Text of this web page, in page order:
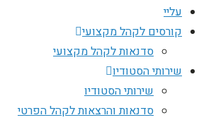
עליי
קורסים לקהל מקצועי
סדנאות לקהל מקצועי
שירותי הסטודיו
שירותי הסטודיו
סדנאות והרצאות לקהל הפרטי